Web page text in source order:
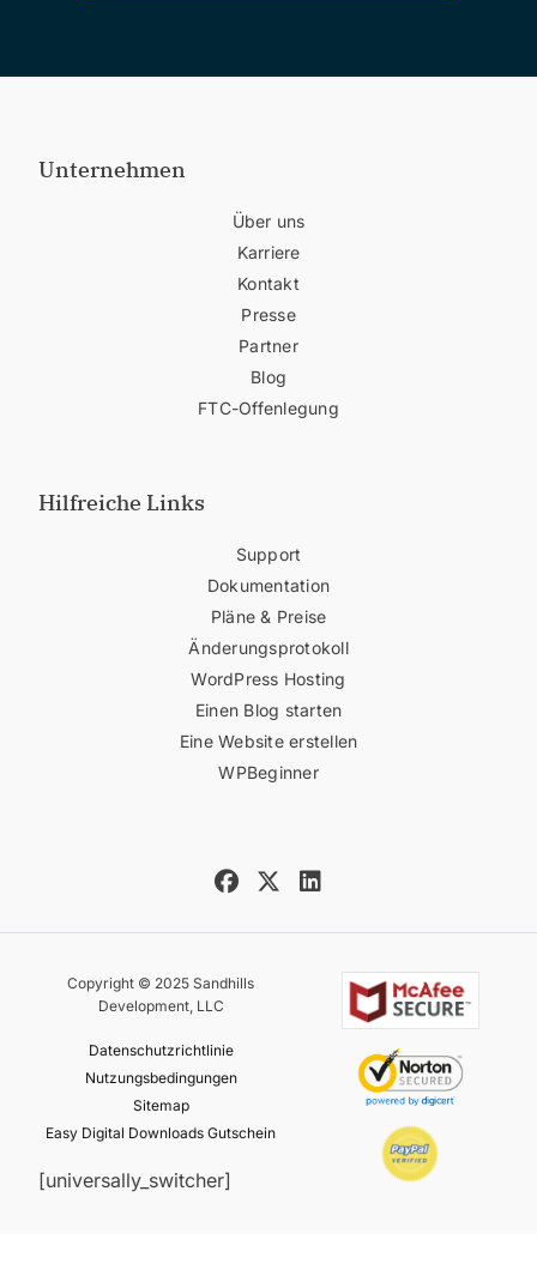
Unternehmen
Über uns
Karriere
Kontakt
Presse
Partner
Blog
FTC-Offenlegung
Hilfreiche Links
Support
Dokumentation
Pläne & Preise
Änderungsprotokoll
WordPress Hosting
Einen Blog starten
Eine Website erstellen
WPBeginner
Copyright © 2025 Sandhills
Development, LLC
Datenschutzrichtlinie
Nutzungsbedingungen
Sitemap
Easy Digital Downloads Gutschein
[universally_switcher]